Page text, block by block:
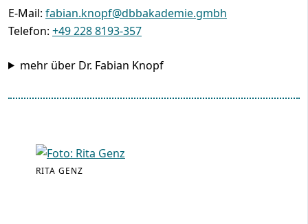
E-Mail: fabian.knopf@dbbakademie.gmbh
Telefon: +49 228 8193-357
mehr über Dr. Fabian Knopf
RITA GENZ